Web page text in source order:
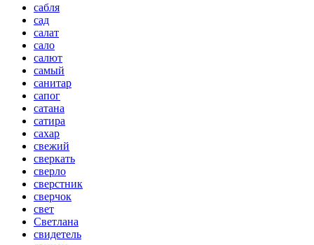
сабля
сад
салат
сало
салют
самый
санитар
сапог
сатана
сатира
сахар
свежий
сверкать
сверло
сверстник
сверчок
свет
Светлана
свидетель